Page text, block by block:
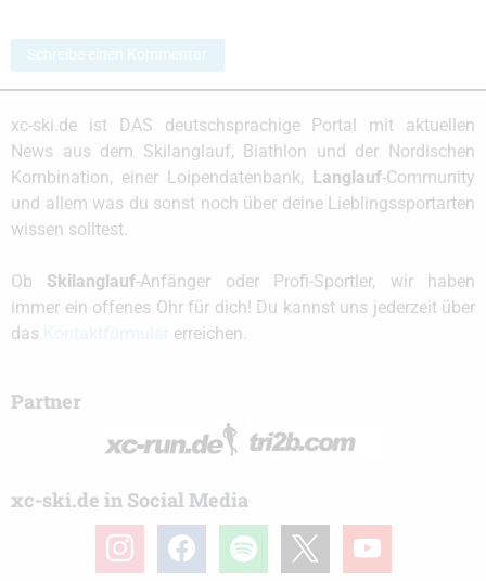
Schreibe einen Kommentar
xc-ski.de ist DAS deutschsprachige Portal mit aktuellen
News aus dem Skilanglauf, Biathlon und der Nordischen
Kombination, einer Loipendatenbank,
Langlauf-Community
und allem was du sonst noch über deine Lieblingssportarten
wissen solltest.
Ob Skilanglauf-Anfänger oder Profi-Sportler, wir haben
immer ein offenes Ohr für dich! Du kannst uns jederzeit über
das
erreichen.
Partner
xc-ski.de in Social Media
instagramfacebook spotify youtube